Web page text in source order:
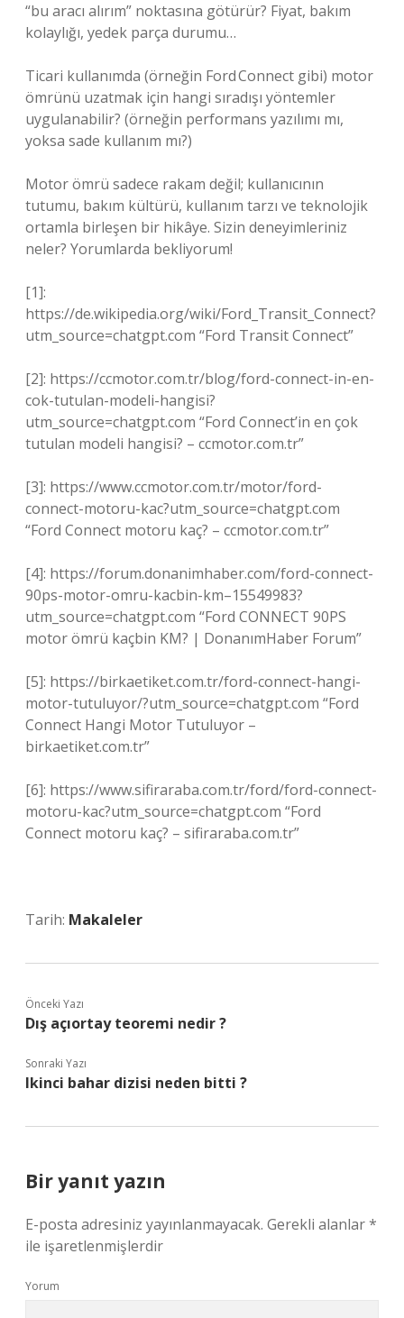
“bu aracı alırım” noktasına götürür? Fiyat, bakım
kolaylığı, yedek parça durumu…
Ticari kullanımda (örneğin Ford Connect gibi) motor
ömrünü uzatmak için hangi sıradışı yöntemler
uygulanabilir? (örneğin performans yazılımı mı,
yoksa sade kullanım mı?)
Motor ömrü sadece rakam değil; kullanıcının
tutumu, bakım kültürü, kullanım tarzı ve teknolojik
ortamla birleşen bir hikâye. Sizin deneyimleriniz
neler? Yorumlarda bekliyorum!
[1]:
https://de.wikipedia.org/wiki/Ford_Transit_Connect?
utm_source=chatgpt.com “Ford Transit Connect”
[2]: https://ccmotor.com.tr/blog/ford-connect-in-en-
cok-tutulan-modeli-hangisi?
utm_source=chatgpt.com “Ford Connect’in en çok
tutulan modeli hangisi? – ccmotor.com.tr”
[3]: https://www.ccmotor.com.tr/motor/ford-
connect-motoru-kac?utm_source=chatgpt.com
“Ford Connect motoru kaç? – ccmotor.com.tr”
[4]: https://forum.donanimhaber.com/ford-connect-
90ps-motor-omru-kacbin-km–15549983?
utm_source=chatgpt.com “Ford CONNECT 90PS
motor ömrü kaçbin KM? | DonanımHaber Forum”
[5]: https://birkaetiket.com.tr/ford-connect-hangi-
motor-tutuluyor/?utm_source=chatgpt.com “Ford
Connect Hangi Motor Tutuluyor –
birkaetiket.com.tr”
[6]: https://www.sifiraraba.com.tr/ford/ford-connect-
motoru-kac?utm_source=chatgpt.com “Ford
Connect motoru kaç? – sifiraraba.com.tr”
Tarih: Makaleler
Önceki Yazı
Dış açıortay teoremi nedir ?
Sonraki Yazı
Ikinci bahar dizisi neden bitti ?
Bir yanıt yazın
E-posta adresiniz yayınlanmayacak. Gerekli alanlar*
ile işaretlenmişlerdir
Yorum